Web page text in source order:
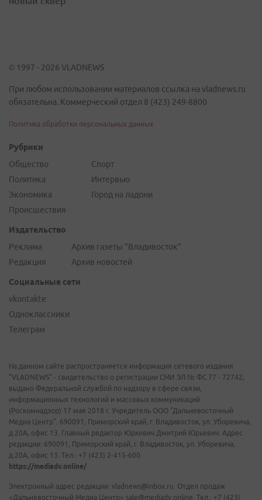
© 1997 - 2026 VLADNEWS
При любом использовании материалов ссылка на vladnews.ru
обязательна. Коммерческий отдел 8 (423) 249-8800
Политика обработки персональных данных
Рубрики
Общество
Политика
Экономика
Происшествия
Спорт
Интервью
Город на ладони
Издательство
Реклама
Редакция
Архив газеты "Владивосток"
Архив новостей
Социальные сети
vkontakte
Одноклассники
Телеграм
На данном сайте распространяется информация сетевого издания
"VLADNEWS" - свидетельство о регистрации СМИ ЭЛ № ФС 77 - 72742,
выдано Федеральной службой по надзору в сфере связи,
информационных технологий и массовых коммуникаций
(Роскомнадзор) 17 мая 2018 г. Учредитель ООО "Дальневосточный
Медиа Центр". 690091, Приморский край, г. Владивосток, ул. Уборевича,
д.20А, офис 13. Главный редактор Юркевич Дмитрий Юрьевич. Адрес
редакции: 690091, Приморский край, г. Владивосток, ул. Уборевича,
д.20А, офис 13. Тел.: +7 (423) 2-415-600.
https://mediadv.online/
Электронный адрес редакции: vladnews@inbox.ru. Отдел продаж
«Дальневосточный Медиа Центр» sale@mediadv.online. Тел.: +7 (423)